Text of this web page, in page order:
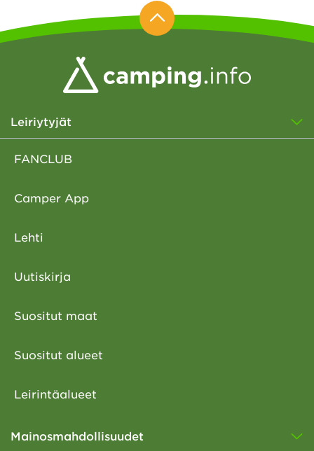
Leiriytyjät
FANCLUB
Camper App
Lehti
Uutiskirja
Suositut maat
Suositut alueet
Leirintäalueet
Mainosmahdollisuudet